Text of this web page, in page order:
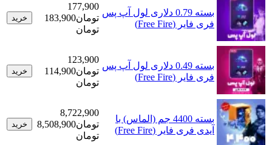
بسته 0.79 دلاری لول آپ پس
فری فایر (Free Fire)
177,900
تومان183,900
تومان
خرید
بسته 0.49 دلاری لول آپ پس
فری فایر (Free Fire)
123,900
تومان114,900
تومان
خرید
بسته 4400 جم (الماس) با
آیدی فری فایر (Free Fire)
8,722,900
تومان
8,508,900
تومان
خرید